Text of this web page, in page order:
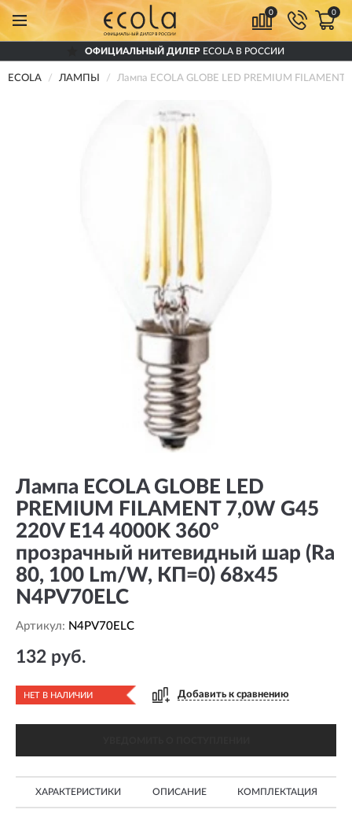
0 0
ОФИЦИАЛЬНЫЙ ДИЛЕРECOLA В РОССИИ
ECOLA ЛАМПЫ Лампа ECOLA GLOBE LED PREMIUM
Лампа ECOLA GLOBE LED
PREMIUM FILAMENT 7,0W G45
220V E14 4000K 360°
прозрачный нитевидный шар (Ra
80, 100 Lm/W, КП=0) 68х45
N4PV70ELC
Артикул: N4PV70ELC
132 руб.
НЕТ В НАЛИЧИИ Добавить к сравнению
ХАРАКТЕРИСТИКИ ОПИСАНИЕ КОМПЛЕКТАЦИЯ